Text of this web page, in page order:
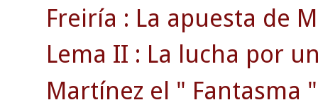
Freiría : La apuesta de
Lema II : La lucha por
Martínez el " Fantasma